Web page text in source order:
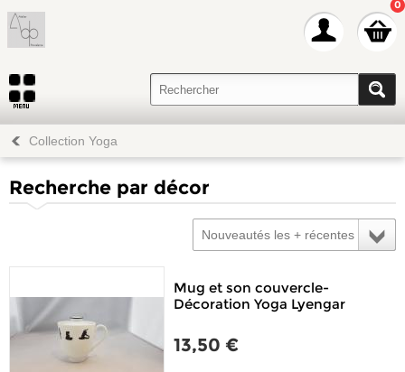
0
Collection Yoga
Recherche par décor
Nouveautés les + récentes
Mug et son couvercle-
Décoration Yoga Lyengar
13,50 €